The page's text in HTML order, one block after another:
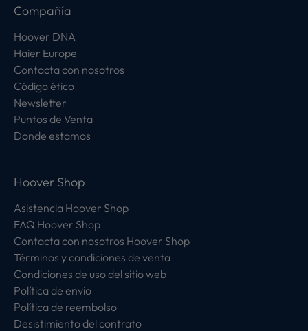
Compañía
Hoover DNA
Haier Europe
Contacta con nosotros
Código ético
Newsletter
Puntos de Venta
Donde estamos
Hoover Shop
Asistencia Hoover Shop
FAQ Hoover Shop
Contacta con nosotros Hoover Shop
Términos y condiciones de venta
Condiciones de uso del sitio web
Política de envío
Política de reembolso
Desistimiento del contrato